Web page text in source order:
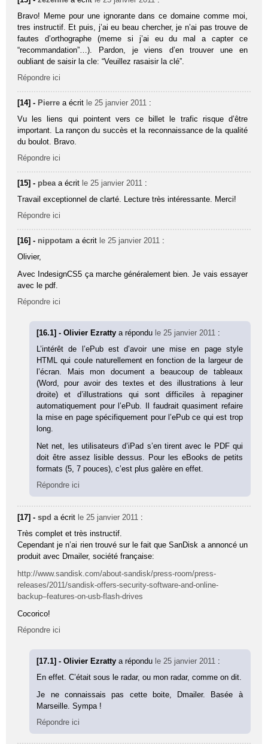
Bravo! Meme pour une ignorante dans ce domaine comme moi,
tres instructif. Et puis, j’ai eu beau chercher, je n’ai pas trouve de
fautes d’orthographe (meme si j’ai eu du mal a capter ce
“recommandation”…). Pardon, je viens d’en trouver une en
oubliant de saisir la cle: “Veuillez rasaisir la clé”.
Répondre ici
[14] - Pierre a écrit le 25 janvier 2011 :
Vu les liens qui pointent vers ce billet le trafic risque d’être
important. La rançon du succès et la reconnaissance de la qualité
du boulot. Bravo.
Répondre ici
[15] - pbea a écrit le 25 janvier 2011 :
Travail exceptionnel de clarté. Lecture très intéressante. Merci!
Répondre ici
[16] - nippotam a écrit le 25 janvier 2011 :
Olivier,
Avec IndesignCS5 ça marche généralement bien. Je vais essayer
avec le pdf.
Répondre ici
[16.1] - Olivier Ezrattya répondu le 25 janvier 2011 :
L’intérêt de l’ePub est d’avoir une mise en page style
HTML qui coule naturellement en fonction de la largeur de
l’écran. Mais mon document a beaucoup de tableaux
(Word, pour avoir des textes et des illustrations à leur
droite) et d’illustrations qui sont difficiles à repaginer
automatiquement pour l’ePub. Il faudrait quasiment refaire
la mise en page spécifiquement pour l’ePub ce qui est trop
long.
Net net, les utilisateurs d’iPad s’en tirent avec le PDF qui
doit être assez lisible dessus. Pour les eBooks de petits
formats (5, 7 pouces), c’est plus galère en effet.
Répondre ici
[17] -spd a écrit le 25 janvier 2011 :
Très complet et très instructif.
Cependant je n’ai rien trouvé sur le fait que SanDisk a annoncé un
produit avec Dmailer, société française:
http://www.sandisk.com/about-sandisk/press-room/press-
releases/2011/sandisk-offers-security-software-and-online-
backup–features-on-usb-flash-drives
Cocorico!
Répondre ici
[17.1] - Olivier Ezrattya répondu le 25 janvier 2011 :
En effet. C’était sous le radar, ou mon radar, comme on dit.
Je ne connaissais pas cette boite, Dmailer. Basée à
Marseille. Sympa !
Répondre ici